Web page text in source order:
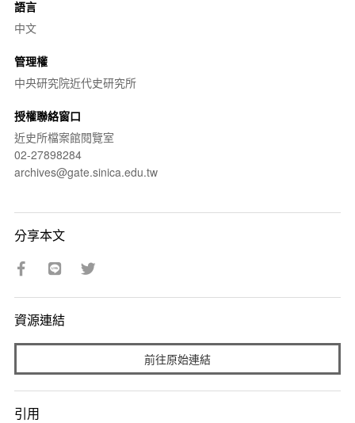
語言
中文
管理權
中央研究院近代史研究所
授權聯絡窗口
近史所檔案館閱覽室
02-27898284
archives@gate.sinica.edu.tw
分享本文
資源連結
前往原始連結
引用